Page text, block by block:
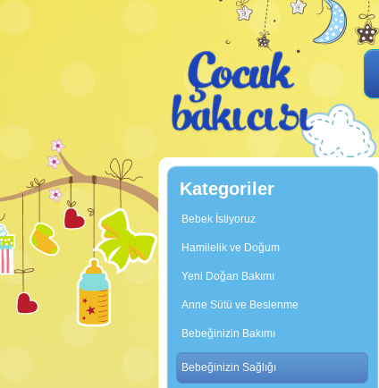
Kategoriler
Bebek İstiyoruz
Hamilelik ve Doğum
Yeni Doğan Bakımı
Anne Sütü ve Beslenme
Bebeğinizin Bakımı
Bebeğinizin Sağlığı